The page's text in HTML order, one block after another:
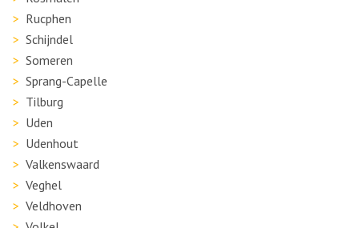
Rucphen
Schijndel
Someren
Sprang-Capelle
Tilburg
Uden
Udenhout
Valkenswaard
Veghel
Veldhoven